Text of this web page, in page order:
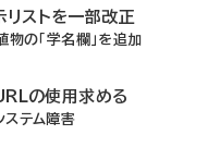
ストを一部改正
物の「学名欄」を追加
の使用求める
ステム障害